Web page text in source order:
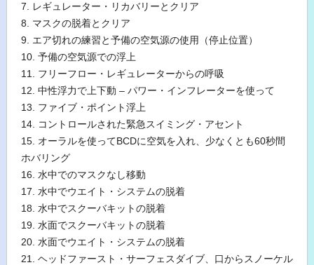
7. レギュレーター・リカバリーとクリア
8. マスクの脱着とクリア
9. エア切れの練習と予備の空気源の使用（停止位置）
10. 予備の空気源での浮上
11. フリーフロー・レギュレーターからの呼吸
12. 中性浮力で上下動 – パワー・インフレーターを使って
13. ファイブ・ポイント浮上
14. コントロールされた緊急スイミング・アセント
15. オーラルを使ってBCDに空気を入れ、少なくとも60秒間
ホバリング
16. 水中でのマスクなし移動
17. 水中でウエイト・システムの脱着
18. 水中でスクーバキットの脱着
19. 水面でスクーバキットの脱着
20. 水面でウエイト・システムの脱着
21. ヘッドファースト・サーフェスダイブ、口からスノーケル